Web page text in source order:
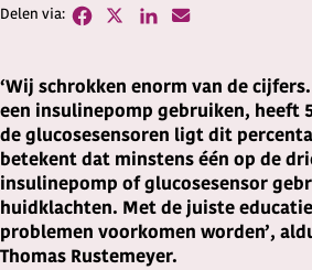
‘Wij schrokken enorm van de
een insulinepomp gebruiken, heeft
de glucosesensoren ligt dit
betekent dat minstens één op de
insulinepomp of glucosesensor
huidklachten. Met de juiste
problemen voorkomen worden’,
Thomas Rustemeyer.